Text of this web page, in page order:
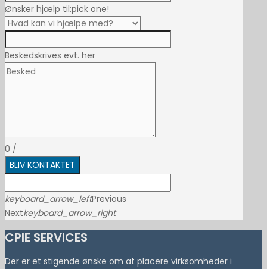
Ønsker hjælp til:pick one!
Beskedskrives evt. her
0 /
BLIV KONTAKTET
keyboard_arrow_leftPrevious
Nextkeyboard_arrow_right
CPIE SERVICES
Der er et stigende ønske om at placere virksomheder i